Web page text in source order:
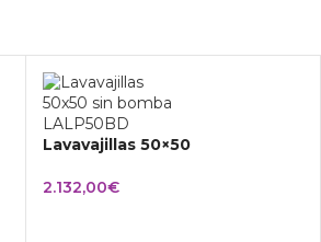
Lavavajillas 50×50
2.132,00€